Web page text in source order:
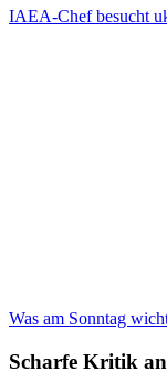
IAEA-Chef besucht
Was am Sonntag
Scharfe Kritik